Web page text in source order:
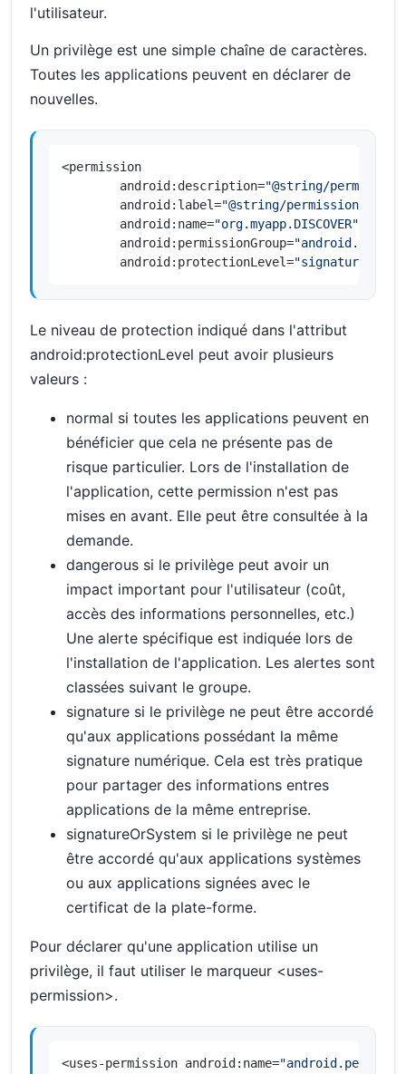
l'utilisateur.
Un privilège est une simple chaîne de caractères.
Toutes les applications peuvent en déclarer de
nouvelles.
<permission
        android:description=
"@string/
        android:label=
"@string/
        android:name=
"org.myapp.DISCOVER"
        android:permissionGroup=
        android:protectionLevel=
"signature"
Le niveau de protection indiqué dans l'attribut
android:protectionLevel peut avoir plusieurs
valeurs :
normal si toutes les applications peuvent en
bénéficier que cela ne présente pas de
risque particulier. Lors de l'installation de
l'application, cette permission n'est pas
mises en avant. Elle peut être consultée à la
demande.
dangerous si le privilège peut avoir un
impact important pour l'utilisateur (coût,
accès des informations personnelles, etc.)
Une alerte spécifique est indiquée lors de
l'installation de l'application. Les alertes sont
classées suivant le groupe.
signature si le privilège ne peut être accordé
qu'aux applications possédant la même
signature numérique. Cela est très pratique
pour partager des informations entres
applications de la même entreprise.
signatureOrSystem si le privilège ne peut
être accordé qu'aux applications systèmes
ou aux applications signées avec le
certificat de la plate-forme.
Pour déclarer qu'une application utilise un
privilège, il faut utiliser le marqueur <uses-
permission>.
<uses-permission android:name=